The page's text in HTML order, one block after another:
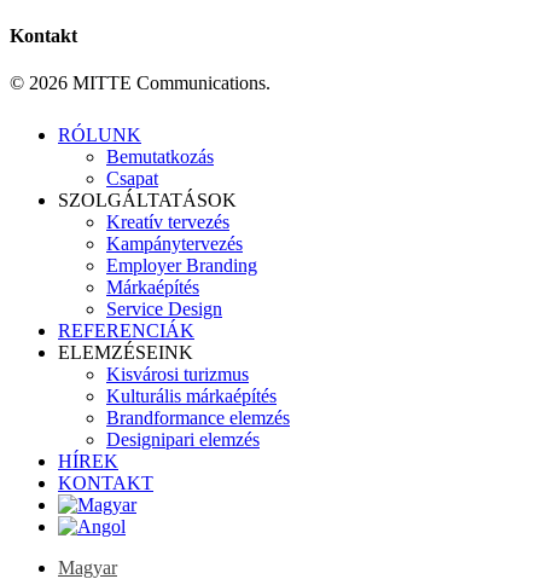
Kontakt
© 2026 MITTE Communications.
Close
RÓLUNK
Bemutatkozás
Csapat
SZOLGÁLTATÁSOK
Kreatív tervezés
Kampánytervezés
Employer Branding
Márkaépítés
Service Design
REFERENCIÁK
ELEMZÉSEINK
Kisvárosi turizmus
Kulturális márkaépítés
Brandformance elemzés
Designipari elemzés
HÍREK
KONTAKT
Magyar